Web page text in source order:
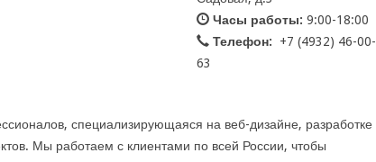
Часы работы: 9:00-18:00
Телефон:
+7 (4932) 46-00-
63
специализирующаяся на веб-дизайне, разработке
Мы работаем с клиентами по всей России, чтобы